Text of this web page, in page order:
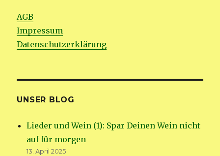
AGB
Impressum
Datenschutzerklärung
UNSER BLOG
Lieder und Wein (1): Spar Deinen Wein nicht
auf für morgen
13. April 2025